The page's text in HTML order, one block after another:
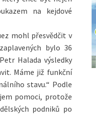
na kejdové
mohl přesvědčit v
bylo 36
Halada výsledky
Máme již funkční
stavu.“ Podle
pomoci, protože
podniků po